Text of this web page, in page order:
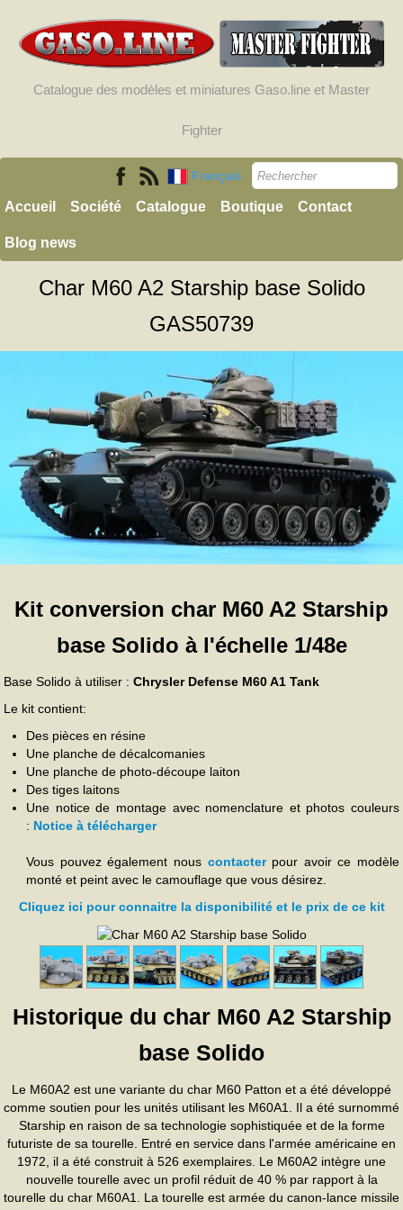
Catalogue des modèles et miniatures Gaso.line et Master
Fighter
Français
Accueil Société Catalogue Boutique Contact
Blog news
Char M60 A2 Starship base Solido
GAS50739
Kit conversion char M60 A2 Starship
base Solido à l'échelle 1/48e
Base Solido à utiliser : Chrysler Defense M60 A1 Tank
Le kit contient:
Des pièces en résine
Une planche de décalcomanies
Une planche de photo-découpe laiton
Des tiges laitons
Une notice de montage avec nomenclature et photos couleurs
: Notice à télécharger
Vous pouvez également nous contacterpour avoir ce modèle
monté et peint avec le camouflage que vous désirez.
Cliquez ici pour connaitre la disponibilité et le prix de ce kit
Historique du char M60 A2 Starship
base Solido
Le M60A2 est une variante du char M60 Patton et a été développé
comme soutien pour les unités utilisant les M60A1. Il a été surnommé
Starship en raison de sa technologie sophistiquée et de la forme
futuriste de sa tourelle. Entré en service dans l'armée américaine en
1972, il a été construit à 526 exemplaires. Le M60A2 intègre une
nouvelle tourelle avec un profil réduit de 40 % par rapport à la
tourelle du char M60A1. La tourelle est armée du canon-lance missile